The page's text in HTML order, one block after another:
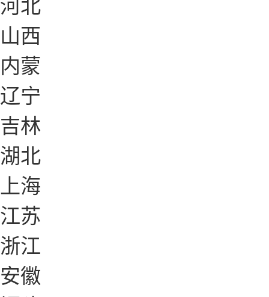
山西
内蒙
辽宁
吉林
湖北
上海
江苏
浙江
安徽